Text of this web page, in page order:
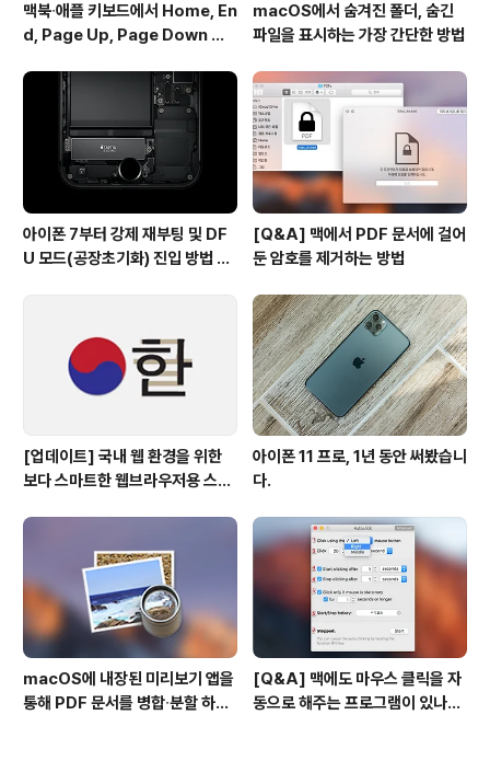
맥북∙애플 키보드에서 Home, En
d, Page Up, Page Down 키
macOS에서 숨겨진 폴더, 숨긴
파일을 표시하는 가장 간단한 방법
아이폰 7부터 강제 재부팅 및 DF
U 모드(공장초기화) 진입 방법 변
[Q&A] 맥에서 PDF 문서에 걸어
둔 암호를 제거하는 방법
[업데이트] 국내 웹 환경을 위한
보다 스마트한 웹브라우저용 스타
아이폰 11 프로, 1년 동안 써봤습니
다.
macOS에 내장된 미리보기 앱을
통해 PDF 문서를 병합∙분할 하는
[Q&A] 맥에도 마우스 클릭을 자
동으로 해주는 프로그램이 있나